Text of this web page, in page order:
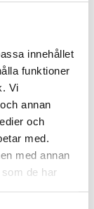
innehållet
funktioner
Vi
annan
och
med.
med annan
de har
och över
erbjuda våra